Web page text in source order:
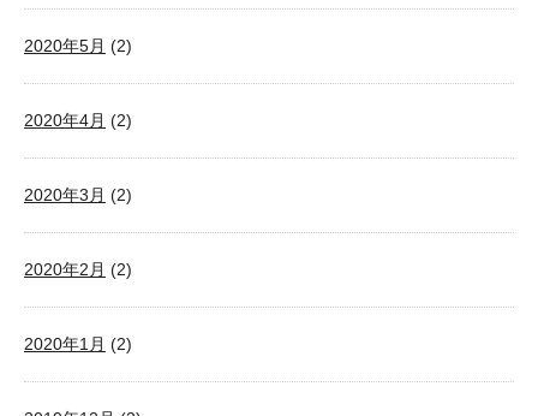
2020年5月 (2)
2020年4月 (2)
2020年3月 (2)
2020年2月 (2)
2020年1月 (2)